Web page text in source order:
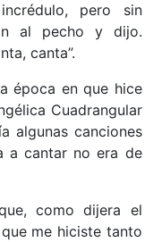
pero sin
al pecho y dijo.
canta”.
época en que hice
Cuadrangular
algunas canciones
a cantar no era de
como dijera el
me hiciste tanto